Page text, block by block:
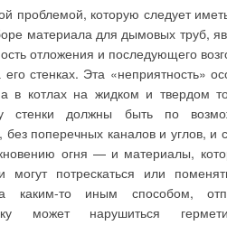
проблемой, которую следует
материала для дымовых труб,
отложения и последующего
стенках. Эта «неприятность»
в котлах на жидком и твердом
стенки должны быть по
без поперечных каналов и углов, и
огня — и материалы,
могут потрескаться или
каким-то иным способом,
может нарушиться
автоматического сбора и
модели электронных
удовлетворить все
предъявляемые в части
обслуживания и
снятие
потребность в автоматическом
водосчетчиков для
и неудобных для